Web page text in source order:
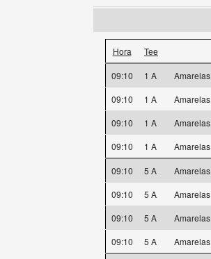
Hora Tee
09:10 1 A Amarelas
09:10
1 A Amarelas
09:10
1 A Amarelas
09:10
1 A Amarelas
09:10 5 A Amarelas
09:10
5 A Amarelas
09:10
5 A Amarelas
09:10
5 A Amarelas